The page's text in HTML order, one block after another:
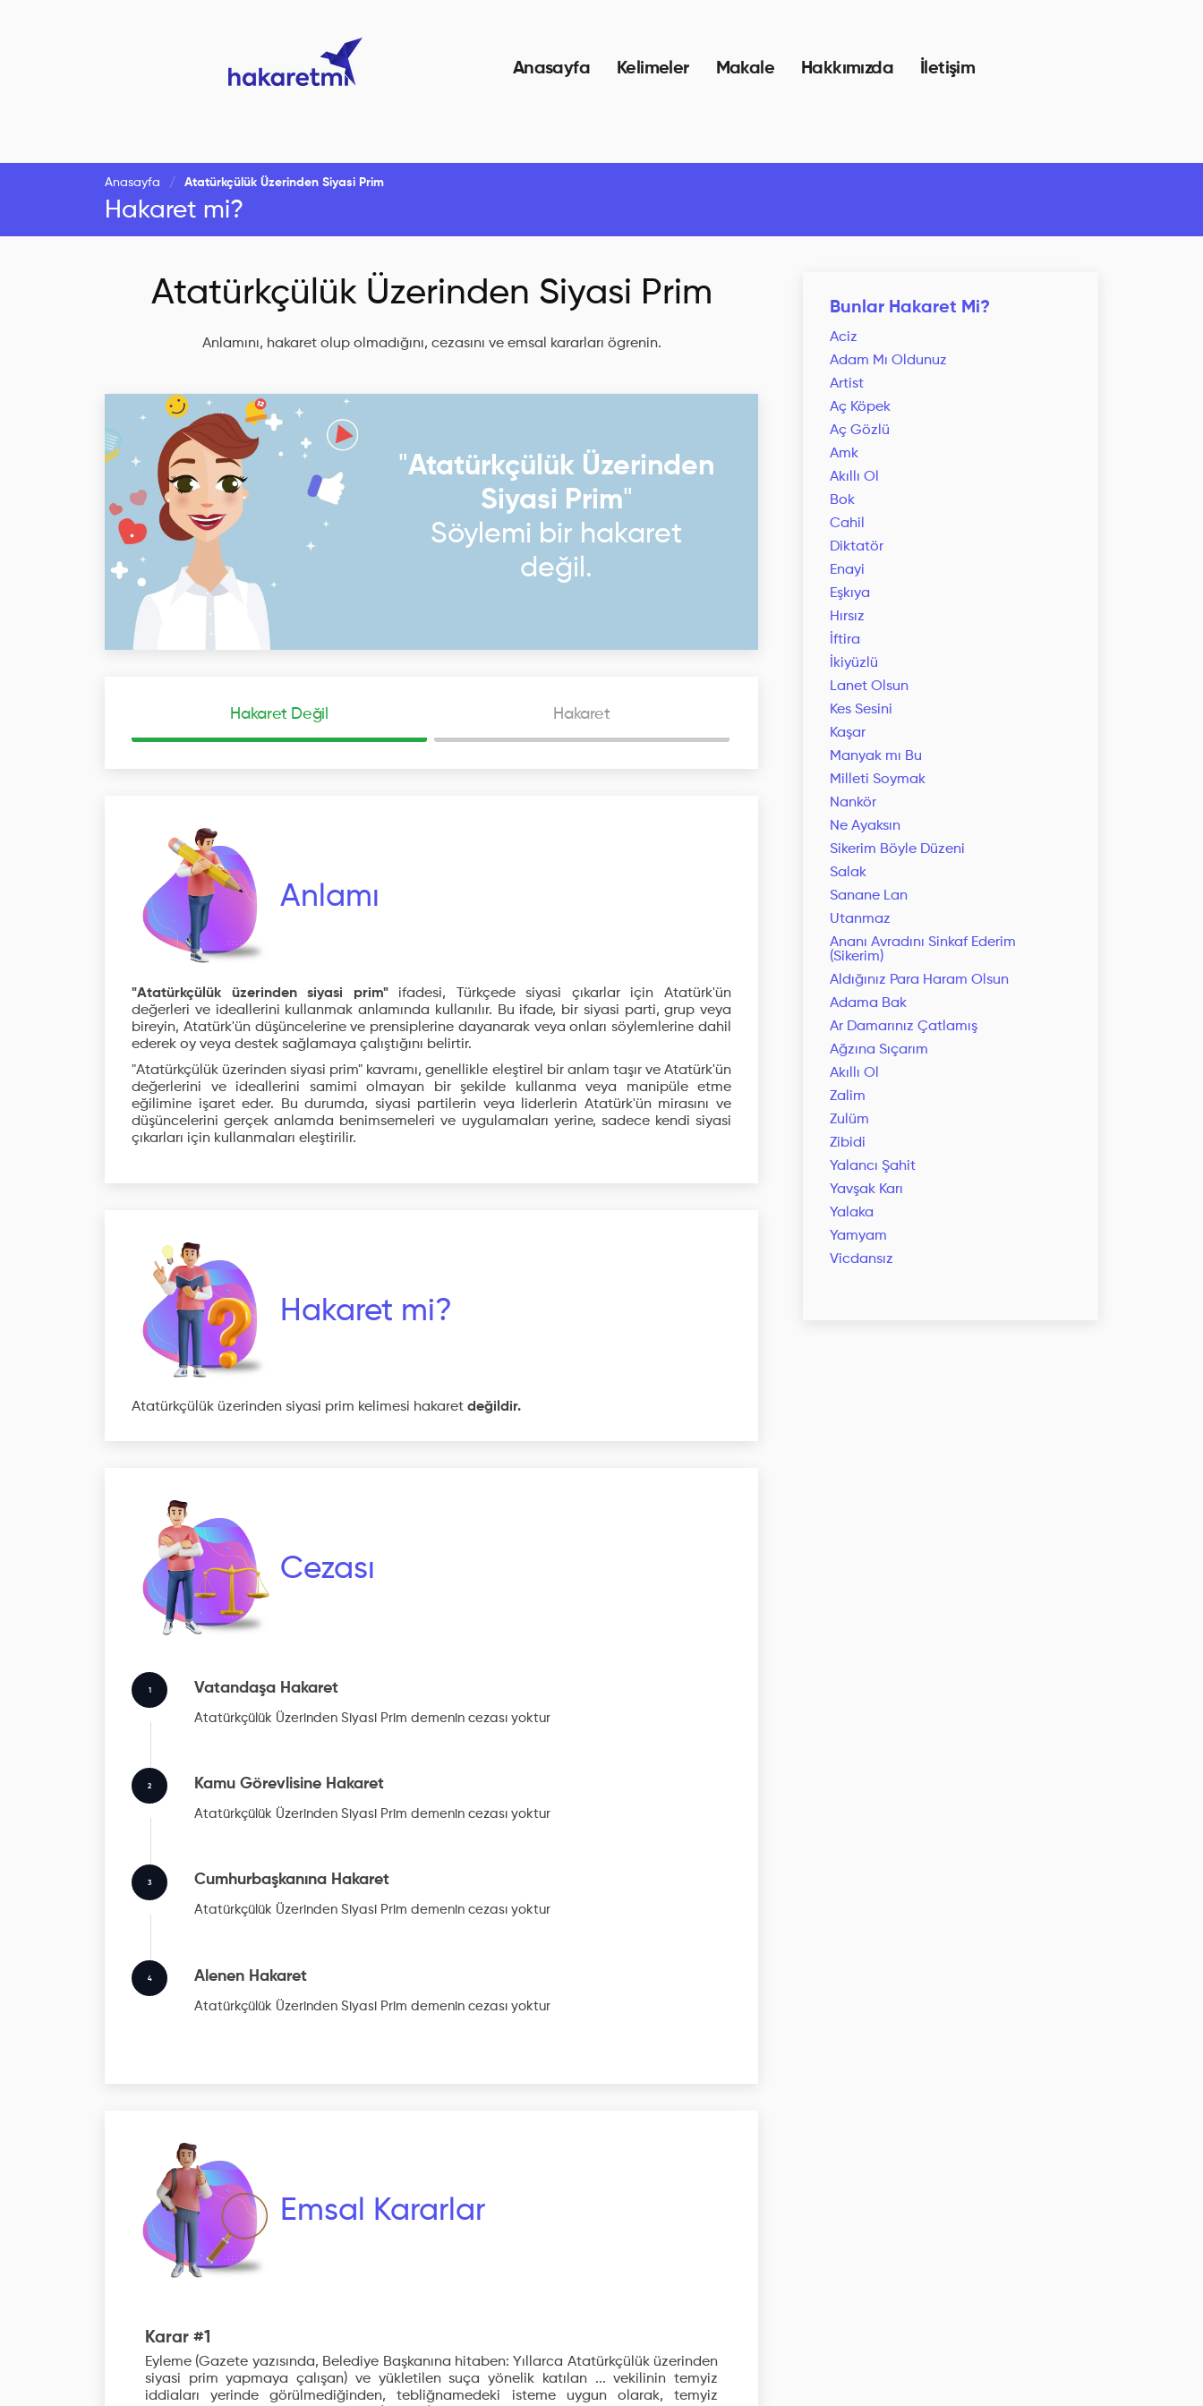
Anasayfa Kelimeler Makale Hakkımızda İletişim
Anasayfa Atatürkçülük Üzerinden Siyasi Prim
Hakaret mi?
Atatürkçülük Üzerinden Siyasi Prim
Anlamını, hakaret olup olmadığını, cezasını ve emsal kararları ögrenin.
"Atatürkçülük Üzerinden
Siyasi Prim"
Söylemi bir hakaret
değil.
Hakaret Değil Hakaret
Anlamı
"Atatürkçülük üzerinden siyasi prim"ifadesi, Türkçede siyasi çıkarlar için Atatürk'ün
değerleri ve ideallerini kullanmak anlamında kullanılır. Bu ifade, bir siyasi parti, grup veya
bireyin, Atatürk'ün düşüncelerine ve prensiplerine dayanarak veya onları söylemlerine dahil
ederek oy veya destek sağlamaya çalıştığını belirtir.
"Atatürkçülük üzerinden siyasi prim" kavramı, genellikle eleştirel bir anlam taşır ve Atatürk'ün
değerlerini ve ideallerini samimi olmayan bir şekilde kullanma veya manipüle etme
eğilimine işaret eder. Bu durumda, siyasi partilerin veya liderlerin Atatürk'ün mirasını ve
düşüncelerini gerçek anlamda benimsemeleri ve uygulamaları yerine, sadece kendi siyasi
çıkarları için kullanmaları eleştirilir.
Hakaret mi?
Atatürkçülük üzerinden siyasi prim kelimesi hakaret değildir.
Cezası
1 Vatandaşa Hakaret
Atatürkçülük Üzerinden Siyasi Prim demenin cezası yoktur
2 Kamu Görevlisine Hakaret
Atatürkçülük Üzerinden Siyasi Prim demenin cezası yoktur
3 Cumhurbaşkanına Hakaret
Atatürkçülük Üzerinden Siyasi Prim demenin cezası yoktur
4 Alenen Hakaret
Atatürkçülük Üzerinden Siyasi Prim demenin cezası yoktur
Emsal Kararlar
Karar #1
Eyleme (Gazete yazısında, Belediye Başkanına hitaben: Yıllarca Atatürkçülük üzerinden
siyasi prim yapmaya çalışan) ve yükletilen suça yönelik katılan ... vekilinin temyiz
iddiaları yerinde görülmediğinden, tebliğnamedeki isteme uygun olarak, temyiz
Bunlar Hakaret Mi?
Aciz
Adam Mı Oldunuz
Artist
Aç Köpek
Aç Gözlü
Amk
Akıllı Ol
Bok
Cahil
Diktatör
Enayi
Eşkıya
Hırsız
İftira
İkiyüzlü
Lanet Olsun
Kes Sesini
Kaşar
Manyak mı Bu
Milleti Soymak
Nankör
Ne Ayaksın
Sikerim Böyle Düzeni
Salak
Sanane Lan
Utanmaz
Ananı Avradını Sinkaf Ederim
(Sikerim)
Aldığınız Para Haram Olsun
Adama Bak
Ar Damarınız Çatlamış
Ağzına Sıçarım
Akıllı Ol
Zalim
Zulüm
Zibidi
Yalancı Şahit
Yavşak Karı
Yalaka
Yamyam
Vicdansız